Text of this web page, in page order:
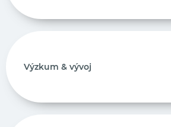
Výzkum & vývoj